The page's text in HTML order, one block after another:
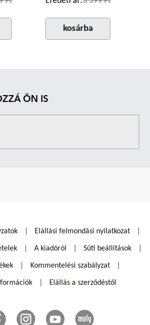
kosárba
ÖN IS
Elállási felmondási nyilatkozat
A kiadóról Süti beállítások
Kommentelési szabályzat
Elállás a szerződéstől